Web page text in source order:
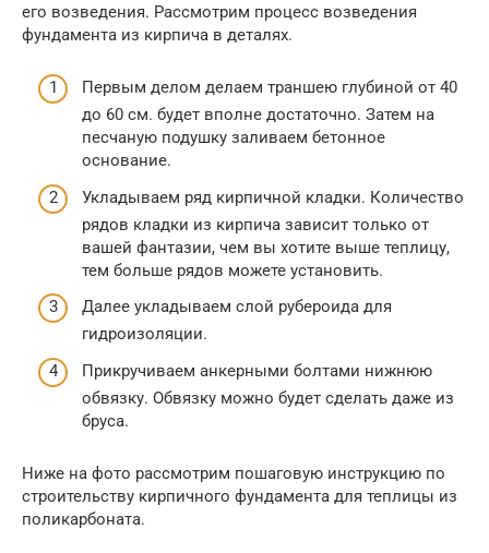
его возведения. Рассмотрим процесс возведения
фундамента из кирпича в деталях.
Первым делом делаем траншею глубиной от 40
до 60 см. будет вполне достаточно. Затем на
песчаную подушку заливаем бетонное
основание.
Укладываем ряд кирпичной кладки. Количество
рядов кладки из кирпича зависит только от
вашей фантазии, чем вы хотите выше теплицу,
тем больше рядов можете установить.
Далее укладываем слой рубероида для
гидроизоляции.
Прикручиваем анкерными болтами нижнюю
обвязку. Обвязку можно будет сделать даже из
бруса.
Ниже на фото рассмотрим пошаговую инструкцию по
строительству кирпичного фундамента для теплицы из
поликарбоната.